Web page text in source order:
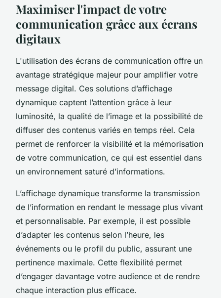
Maximiser l'impact de votre
communication grâce aux écrans
digitaux
L'utilisation des écrans de communication offre un
avantage stratégique majeur pour amplifier votre
message digital. Ces solutions d’affichage
dynamique captent l’attention grâce à leur
luminosité, la qualité de l’image et la possibilité de
diffuser des contenus variés en temps réel. Cela
permet de renforcer la visibilité et la mémorisation
de votre communication, ce qui est essentiel dans
un environnement saturé d’informations.
L’affichage dynamique transforme la transmission
de l’information en rendant le message plus vivant
et personnalisable. Par exemple, il est possible
d’adapter les contenus selon l’heure, les
événements ou le profil du public, assurant une
pertinence maximale. Cette flexibilité permet
d’engager davantage votre audience et de rendre
chaque interaction plus efficace.